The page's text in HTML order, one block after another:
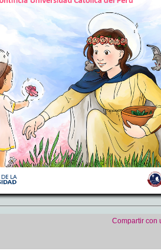
Compartir con